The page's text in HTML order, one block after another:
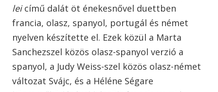
leicímű dalát öt énekesnővel duettben
francia, olasz, spanyol, portugál és német
nyelven készítette el. Ezek közül a Marta
Sanchezszel közös olasz-spanyol verzió a
spanyol, a Judy Weiss-szel közös olasz-német
változat Svájc, és a Héléne Ségare